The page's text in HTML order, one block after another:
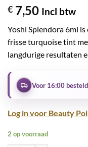
€ 7,50 Incl btw
Yoshi Splendora 6ml
frisse turquoise tint
langdurige resultaten
Voor 16:00
Log in voor Beauty
2 op voorraad